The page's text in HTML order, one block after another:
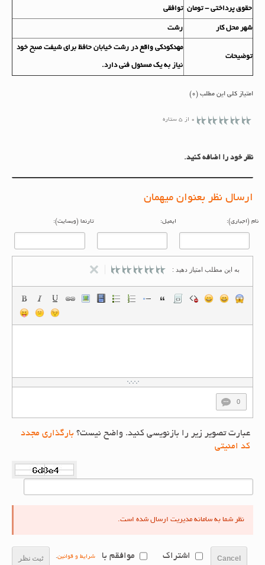
حقوق پرداختي - تومان توافقی
شهر محل کار رشت
توضيحات
مهدکودکی واقع در رشت خیابان حافظ برای شیفت صبح خود
نیاز به یک مسئول فنی دارد.
امتیاز کلی این مطلب (0)
0 از 5 ستاره
نظر خود را اضافه کنید.
ارسال نظر بعنوان میهمان
(اجباری): ایمیل: تارنما (وبسایت):
به این مطلب امتیاز دهید :
عبارت تصویر زیر را بازنویسی کنید. واضح نیست؟بارگذاری مجدد
کد امنیتی
نظر شما به سامانه مدیریت ارسال شده است.
ثبت نظر Cancel اشتراک موافقم با شرایط و قوانین.